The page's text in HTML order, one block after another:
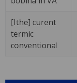
[Ithe] curent
termic
conventional